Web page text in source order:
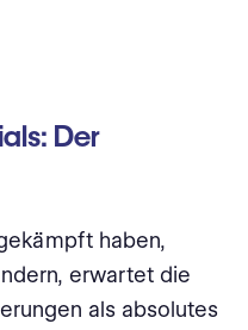
Der
haben,
erwartet die
als absolutes